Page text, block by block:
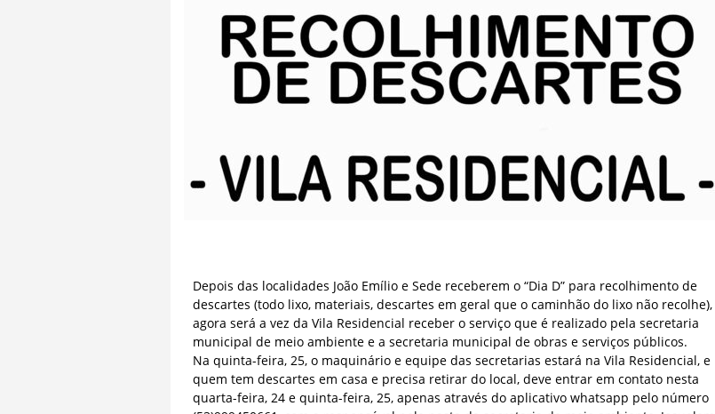
Depois das localidades João Emílio e Sede receberem o “Dia D” para recolhimento de
descartes (todo lixo, materiais, descartes em geral que o caminhão do lixo não recolhe),
agora será a vez da Vila Residencial receber o serviço que é realizado pela secretaria
municipal de meio ambiente e a secretaria municipal de obras e serviços públicos.
Na quinta-feira, 25, o maquinário e equipe das secretarias estará na Vila Residencial, e
quem tem descartes em casa e precisa retirar do local, deve entrar em contato nesta
quarta-feira, 24 e quinta-feira, 25, apenas através do aplicativo whatsapp pelo número